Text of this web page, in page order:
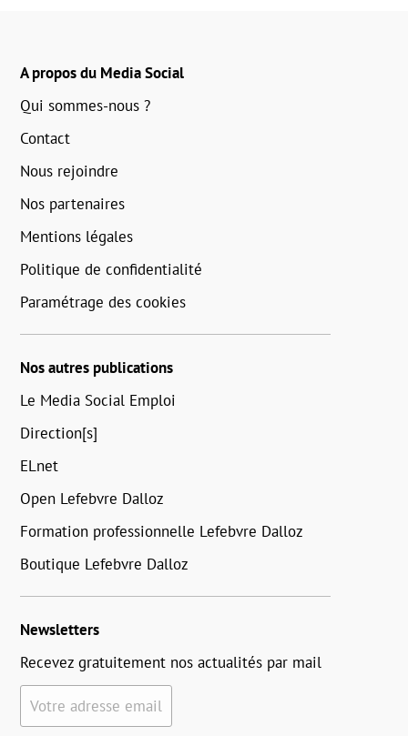
A propos du Media Social
Qui sommes-nous ?
Contact
Nous rejoindre
Nos partenaires
Mentions légales
Politique de confidentialité
Paramétrage des cookies
Nos autres publications
Le Media Social Emploi
Direction[s]
ELnet
Open Lefebvre Dalloz
Formation professionnelle Lefebvre Dalloz
Boutique Lefebvre Dalloz
Newsletters
Recevez gratuitement nos actualités par mail
Votre adresse email